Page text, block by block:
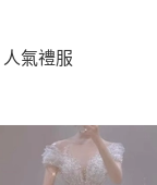
人氣禮服